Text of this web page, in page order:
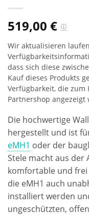
519,00 € ⓘ
Wir aktualisieren
dass sich diese
Kauf dieses Produkts
Verfügbarkeit, die
Partnershop angezeigt
Die hochwertige
hergestellt und ist
eMH1 oder der
Stele macht aus der
komfortable und frei
die eMH1 auch
installiert werden
ungeschützten,